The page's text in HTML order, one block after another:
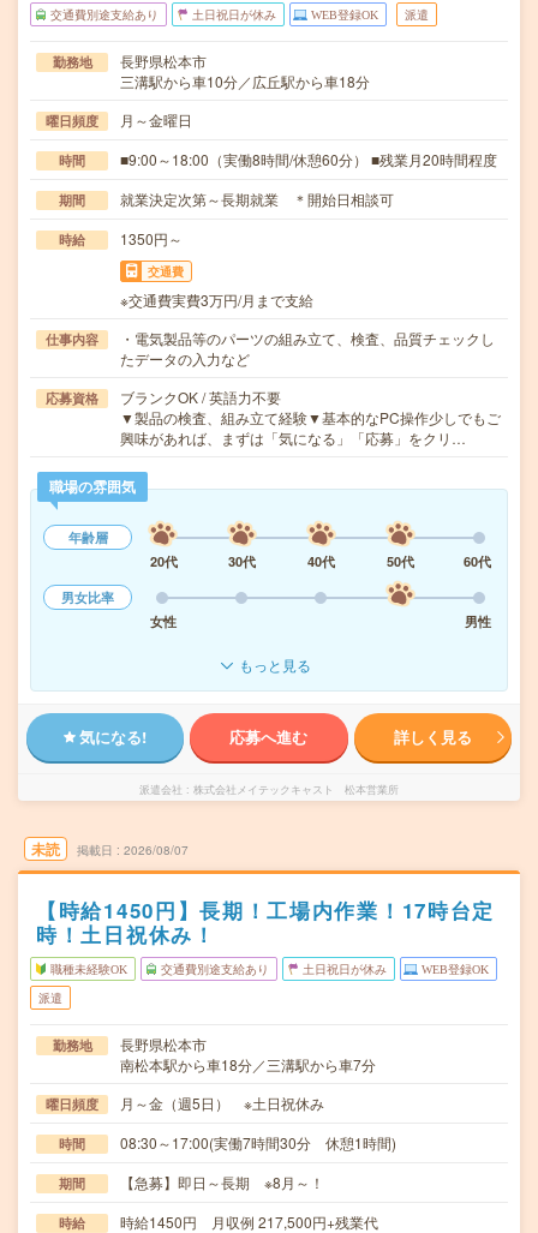
交通費別途支給あり 土日祝日が休み WEB登録OK 派遣
勤務地
長野県松本市
三溝駅から車10分／広丘駅から車18分
曜日頻度 月～金曜日
時間 ■9:00～18:00（実働8時間/休憩60分） ■残業月20時間程度
期間 就業決定次第～長期就業 ＊開始日相談可
時給 1350円～
交通費
※交通費実費3万円/月まで支給
仕事内容
・電気製品等のパーツの組み立て、検査、品質チェックし
たデータの入力など
応募資格
ブランクOK / 英語力不要
▼製品の検査、組み立て経験▼基本的なPC操作少しでもご
興味があれば、まずは「気になる」「応募」をクリ…
職場の雰囲気
年齢層
20代
30代 40代 50代
60代
男女比率
女性
男性
もっと見る
気になる! 応募へ進む 詳しく見る
派遣会社 株式会社メイテックキャスト 松本営業所
未読 掲載日 2026/08/07
【時給1450円】長期！工場内作業！17時台定
時！土日祝休み！
職種未経験OK 交通費別途支給あり 土日祝日が休み WEB登録OK
派遣
勤務地
長野県松本市
南松本駅から車18分／三溝駅から車7分
曜日頻度 月～金（週5日） ※土日祝休み
時間 08:30～17:00(実働7時間30分 休憩1時間)
期間 【急募】即日～長期 ※8月～！
時給 時給1450円 月収例 217,500円+残業代